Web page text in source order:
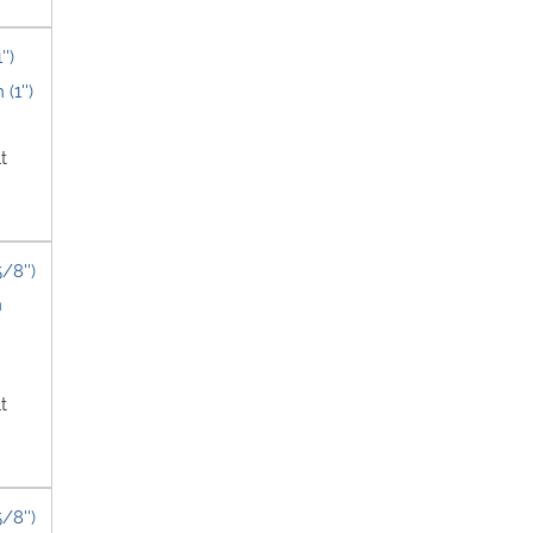
8'')
8'')